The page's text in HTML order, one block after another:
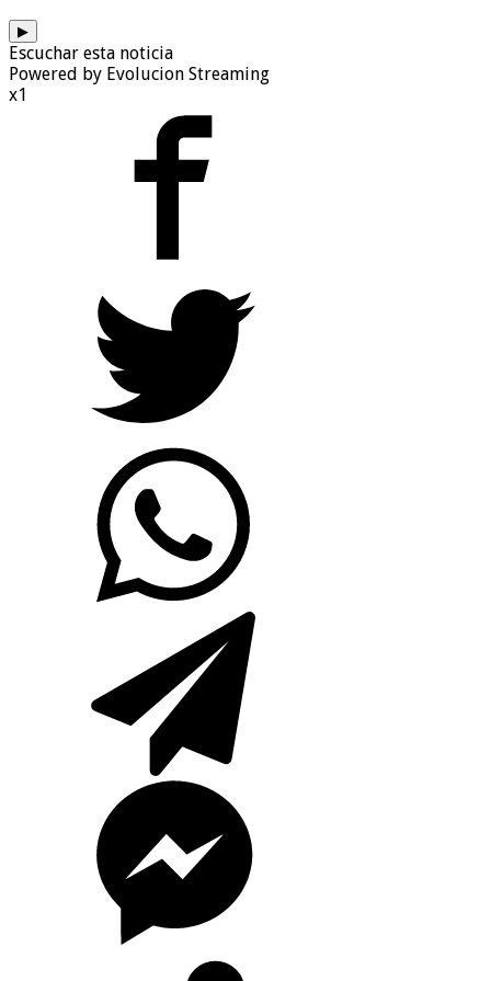
▶
Escuchar esta noticia
Powered by Evolucion Streaming
x1